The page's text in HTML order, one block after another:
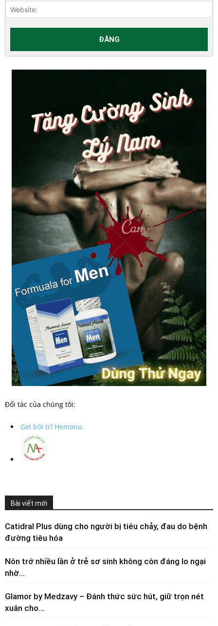
Đối tác của chúng tôi:
Gel bôi trĩ Hemono.
Bài viết mới
Catidral Plus dùng cho người bị tiêu chảy, đau do bệnh
đường tiêu hóa
Nôn trớ nhiều lần ở trẻ sơ sinh không còn đáng lo ngại
nhờ...
Glamor by Medzavy – Đánh thức sức hút, giữ trọn nét
xuân cho...